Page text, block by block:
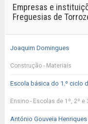
Empresas e
Freguesias de
Joaquim Domingues
Construção - Materiais
Escola básica do 1.º ciclo
Ensino - Escolas de 1º, 2º e
António Gouveia Henriques